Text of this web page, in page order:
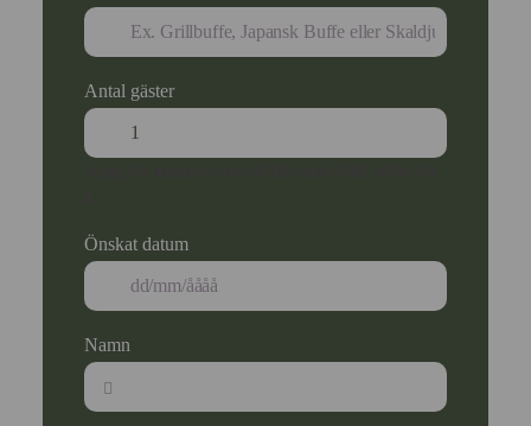
Antal gäster
Önskat datum
Namn